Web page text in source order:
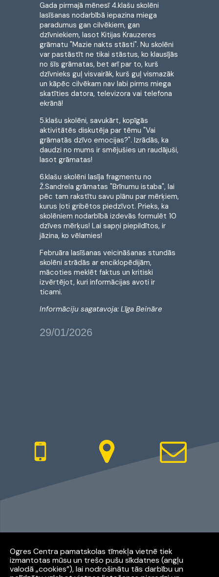
Gada pirmajā mēnesī 4.klašu skolēni
lasīšanas nodarbībā iepazina miega
paradumus gan cilvēkiem, gan
dzīvniekiem, lasot Kitijas Krauzeres
grāmatu "Mazie nakts stāsti". Nu skolēni
var pastāstīt ne tikai stāstus, ko klausījās
no šīs grāmatas, bet arī par to, kurš
dzīvnieks guļ visvairāk, kurš guļ vismazāk
un kāpēc cilvēkam nav labi pirms miega
skatīties datora, televizora vai telefona
ekrānā!
5.klašu skolēni, savukārt, kopīgās
aktivitātēs diskutēja par tēmu "Vai
grāmatās dzīvo emocijas?". Izrādās, ka
daudzi no mums ir smējušies un raudājuši,
lasot grāmatas!
6.klašu skolēni lasīja fragmentu no
Ž.Sandrela grāmatas "Brīnumu istaba", lai
pēc tam rakstītu savu plānu par mērķiem,
kurus ļoti gribētos piedzīvot. Prieks, ka
skolēniem nodarbībā izdevās formulēt 10
dzīves mērķus! Lai sapņi piepildītos, ir
jāzina, ko vēlamies!
Februāra lasīšanas veicināšanas stundās
skolēni strādās ar enciklopēdijām,
mācoties meklēt faktus un kritiski
izvērtējot, kuri informācijas avoti ir
ticami.
Informāciju sagatavoja: Līga Beināre
29/01/2026
Facebook Youtube Instagram
Ogres Centra pamatskolas tīmekļa vietnē tiek
izmantotas mūsu un trešo pušu sīkdatnes (angļu
valodā „cookies”), lai nodrošinātu tās darbību un